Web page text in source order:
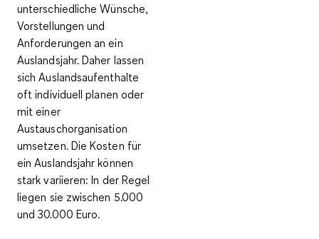
unterschiedliche Wünsche,
Vorstellungen und
Anforderungen an ein
Auslandsjahr. Daher lassen
sich Auslandsaufenthalte
oft individuell planen oder
mit einer
Austauschorganisation
umsetzen. Die Kosten für
ein Auslandsjahr können
stark variieren: In der Regel
liegen sie zwischen 5.000
und 30.000 Euro.